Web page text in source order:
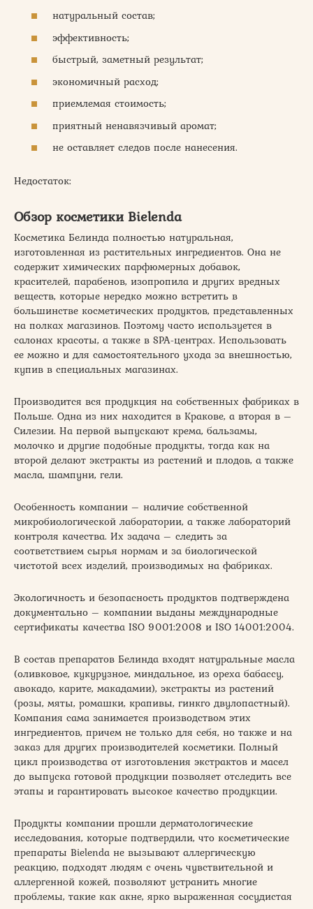
натуральный состав;
эффективность;
быстрый, заметный результат;
экономичный расход;
приемлемая стоимость;
приятный ненавязчивый аромат;
не оставляет следов после нанесения.
Недостаток:
Обзор косметики Bielenda
Косметика Белинда полностью натуральная,
изготовленная из растительных ингредиентов. Она не
содержит химических парфюмерных добавок,
красителей, парабенов, изопропила и других вредных
веществ, которые нередко можно встретить в
большинстве косметических продуктов, представленных
на полках магазинов. Поэтому часто используется в
салонах красоты, а также в SPA-центрах. Использовать
ее можно и для самостоятельного ухода за внешностью,
купив в специальных магазинах.
Производится вся продукция на собственных фабриках в
Польше. Одна из них находится в Кракове, а вторая в –
Силезии. На первой выпускают крема, бальзамы,
молочко и другие подобные продукты, тогда как на
второй делают экстракты из растений и плодов, а также
масла, шампуни, гели.
Особенность компании – наличие собственной
микробиологической лаборатории, а также лабораторий
контроля качества. Их задача – следить за
соответствием сырья нормам и за биологической
чистотой всех изделий, производимых на фабриках.
Экологичность и безопасность продуктов подтверждена
документально – компании выданы международные
сертификаты качества ISO 9001:2008 и ISO 14001:2004.
В состав препаратов Белинда входят натуральные масла
(оливковое, кукурузное, миндальное, из ореха бабассу,
авокадо, карите, макадамии), экстракты из растений
(розы, мяты, ромашки, крапивы, гинкго двулопастный).
Компания сама занимается производством этих
ингредиентов, причем не только для себя, но также и на
заказ для других производителей косметики. Полный
цикл производства от изготовления экстрактов и масел
до выпуска готовой продукции позволяет отследить все
этапы и гарантировать высокое качество продукции.
Продукты компании прошли дерматологические
исследования, которые подтвердили, что косметические
препараты Bielenda не вызывают аллергическую
реакцию, подходят людям с очень чувствительной и
аллергенной кожей, позволяют устранить многие
проблемы, такие как акне, ярко выраженная сосудистая